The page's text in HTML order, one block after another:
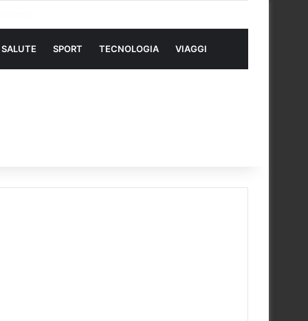
SALUTE SPORT TECNOLOGIA VIAGGI